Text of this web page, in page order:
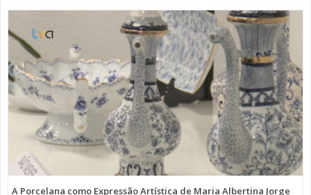
A Porcelana como Expressão Artística de Maria Albertina Jorge